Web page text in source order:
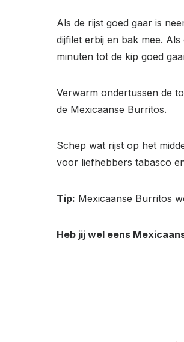
Als de rijst goed gaar is
dijfilet erbij en bak mee.
minuten tot de kip goed
Verwarm ondertussen de
de Mexicaanse Burritos.
Schep wat rijst op het
voor liefhebbers tabasco
Tip: Mexicaanse Burritos
Heb jij wel eens